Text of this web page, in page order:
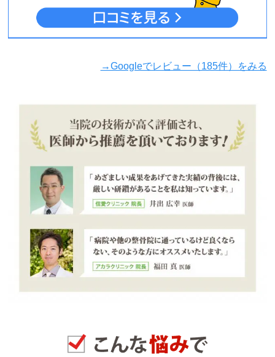
→Googleでレビュー（185件）をみる